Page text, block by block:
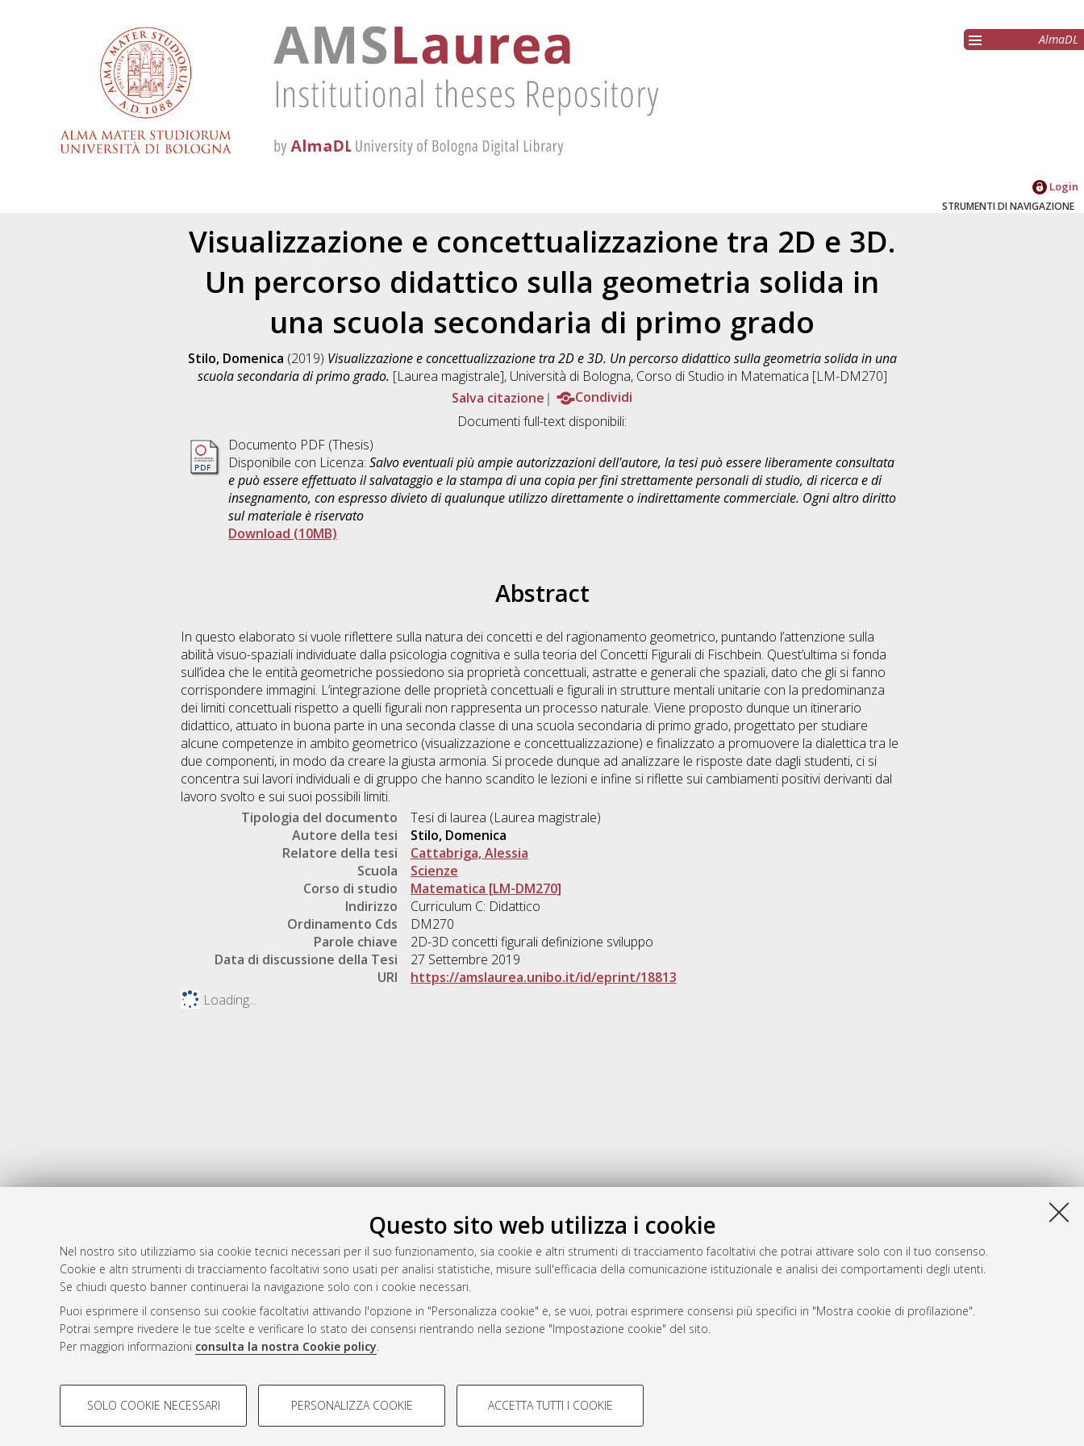
Questo sito web utilizza i cookie
Nel nostro sito utilizziamo sia cookie tecnici necessari per il suo funzionamento, sia cookie e altri strumenti di tracciamento facoltativi che potrai attivare solo con il tuo consenso.
Cookie e altri strumenti di tracciamento facoltativi sono usati per analisi statistiche, misure sull'efficacia della comunicazione istituzionale e analisi dei comportamenti degli utenti.
Se chiudi questo banner continuerai la navigazione solo con i cookie necessari.
Puoi esprimere il consenso sui cookie facoltativi attivando l'opzione in "Personalizza cookie" e, se vuoi, potrai esprimere consensi più specifici in "Mostra cookie di profilazione".
Potrai sempre rivedere le tue scelte e verificare lo stato dei consensi rientrando nella sezione "Impostazione cookie" del sito.
Per maggiori informazioni consulta la nostra Cookie policy.
COOKIE DI PROFILAZIONE - FACOLTATIVI COOKIE TECNICI - NECESSARI
SOLO COOKIE NECESSARI PERSONALIZZA COOKIE ACCETTA TUTTI I COOKIE
AlmaDL
Login
STRUMENTI DI NAVIGAZIONE
Visualizzazione e concettualizzazione tra 2D e 3D.
Un percorso didattico sulla geometria solida in
una scuola secondaria di primo grado
Stilo, Domenica (2019) Visualizzazione e concettualizzazione tra 2D e 3D. Un percorso didattico sulla geometria solida in una
scuola secondaria di primo grado. [Laurea magistrale], Università di Bologna, Corso di Studio in Matematica [LM-DM270]
Salva citazione
Condividi
Documenti full-text disponibili:
Documento PDF (Thesis)
Disponibile con Licenza: Salvo eventuali più ampie autorizzazioni dell'autore, la tesi può essere liberamente consultata
e può essere effettuato il salvataggio e la stampa di una copia per fini strettamente personali di studio, di ricerca e di
insegnamento, con espresso divieto di qualunque utilizzo direttamente o indirettamente commerciale. Ogni altro diritto
sul materiale è riservato
Download (10MB)
Abstract
In questo elaborato si vuole riflettere sulla natura dei concetti e del ragionamento geometrico, puntando l’attenzione sulla
abilità visuo-spaziali individuate dalla psicologia cognitiva e sulla teoria del Concetti Figurali di Fischbein. Quest’ultima si fonda
sull’idea che le entità geometriche possiedono sia proprietà concettuali, astratte e generali che spaziali, dato che gli si fanno
corrispondere immagini. L’integrazione delle proprietà concettuali e figurali in strutture mentali unitarie con la predominanza
dei limiti concettuali rispetto a quelli figurali non rappresenta un processo naturale. Viene proposto dunque un itinerario
didattico, attuato in buona parte in una seconda classe di una scuola secondaria di primo grado, progettato per studiare
alcune competenze in ambito geometrico (visualizzazione e concettualizzazione) e finalizzato a promuovere la dialettica tra le
due componenti, in modo da creare la giusta armonia. Si procede dunque ad analizzare le risposte date dagli studenti, ci si
concentra sui lavori individuali e di gruppo che hanno scandito le lezioni e infine si riflette sui cambiamenti positivi derivanti dal
lavoro svolto e sui suoi possibili limiti.
Tipologia del documento
Tesi di laurea (Laurea magistrale)
Autore della tesi
Stilo, Domenica
Relatore della tesi
Cattabriga, Alessia
Scuola
Scienze
Corso di studio
Matematica [LM-DM270]
Indirizzo
Curriculum C: Didattico
Ordinamento Cds
DM270
Parole chiave
2D-3D concetti figurali definizione sviluppo
Data di discussione della Tesi
27 Settembre 2019
URI
https://amslaurea.unibo.it/id/eprint/18813
Loading...
Gestione del documento:
Atom
Rss 1.0
Rss 2.0
AMS Laurea
Servizio implementato e gestito da
Impostazioni Cookie
Informativa sulla privacy
Condizioni d’uso del sito